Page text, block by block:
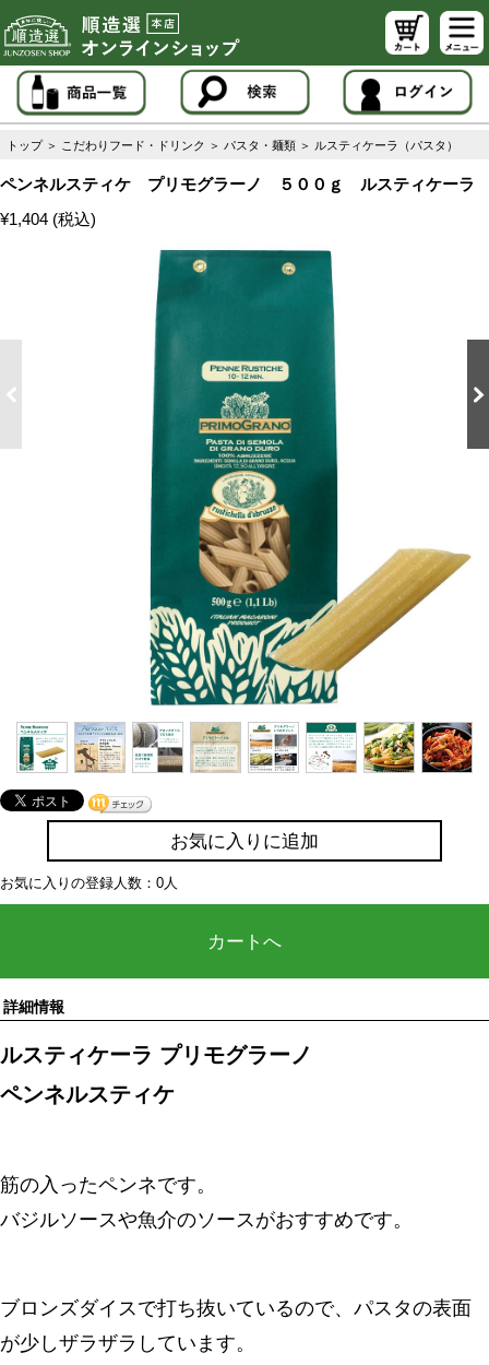
トップ ＞ こだわりフード・ドリンク ＞ パスタ・麺類 ＞ ルスティケーラ（パスタ）
ペンネルスティケ プリモグラーノ ５００ｇ ルスティケーラ
¥1,404 (税込)
お気に入りに追加
お気に入りの登録人数：0人
カートへ
詳細情報
ルスティケーラ プリモグラーノ
ペンネルスティケ
筋の入ったペンネです。
バジルソースや魚介のソースがおすすめです。
ブロンズダイスで打ち抜いているので、パスタの表面
が少しザラザラしています。